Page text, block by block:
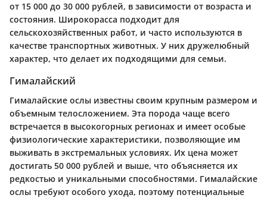
от 15 000 до 30 000 рублей, в зависимости от возраста и
состояния. Широкорасса подходит для
сельскохозяйственных работ, и часто используются в
качестве транспортных животных. У них дружелюбный
характер, что делает их подходящими для семьи.
Гималайский
Гималайские ослы известны своим крупным размером и
объемным телосложением. Эта порода чаще всего
встречается в высокогорных регионах и имеет особые
физиологические характеристики, позволяющие им
выживать в экстремальных условиях. Их цена может
достигать 50 000 рублей и выше, что объясняется их
редкостью и уникальными способностями. Гималайские
ослы требуют особого ухода, поэтому потенциальные